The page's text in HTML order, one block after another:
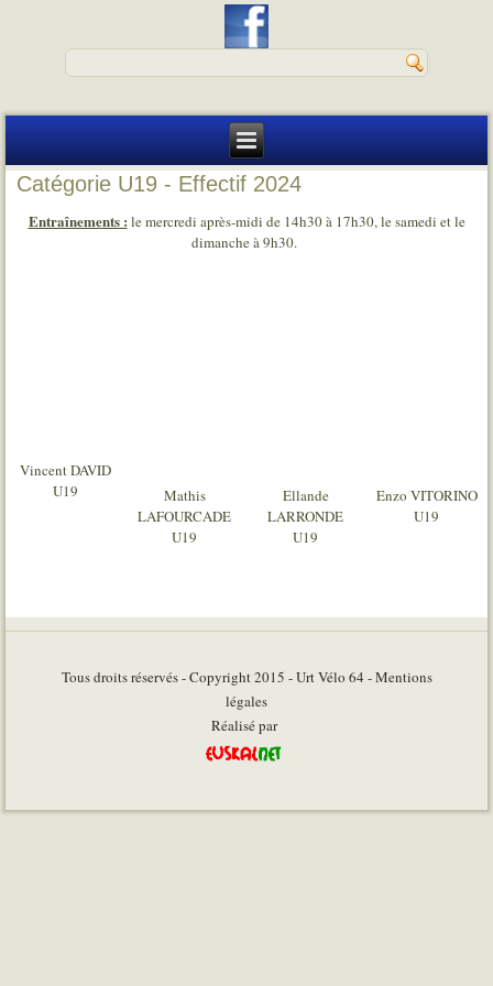
Catégorie U19 - Effectif 2024
Entraînements : le mercredi après-midi de 14h30 à 17h30, le samedi et le
dimanche à 9h30.
Vincent DAVID
U19
Mathis
LAFOURCADE
U19
Ellande
LARRONDE
U19
Enzo VITORINO
U19
Tous droits réservés - Copyright 2015 - Urt Vélo 64 - Mentions
légales
Réalisé par